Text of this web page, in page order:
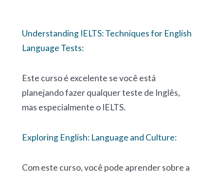
Understanding IELTS: Techniques for English
Language Tests:
Este curso é excelente se você está
planejando fazer qualquer teste de Inglês,
mas especialmente o IELTS.
Exploring English: Language and Culture:
Com este curso, você pode aprender sobre a